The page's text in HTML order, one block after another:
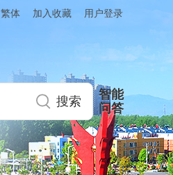
繁体 加入收藏 用户登录
智能
问答